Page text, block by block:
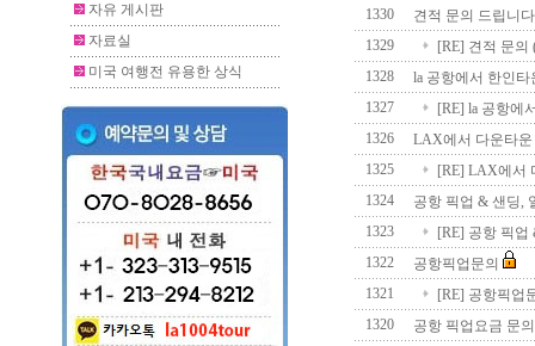
자유 게시판
자료실
미국 여행전 유용한 상식
1330
견적 문의 드립니
1329
[RE] 견적 문
1328
la 공항에서 한인
1327
[RE] la 공항에
1326
LAX에서 다운타
1325
[RE] LAX에서
1324
공항 픽업 & 샌딩,
1323
[RE] 공항 픽
1322
공항픽업문의
1321
[RE] 공항픽업
1320
공항 픽업요금 문